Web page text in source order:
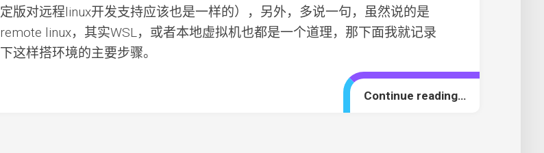
定版对远程linux开发支持应该也是一样的），另外，多说一句，虽然说的是
remote linux，其实WSL，或者本地虚拟机也都是一个道理，那下面我就记录
下这样搭环境的主要步骤。
Continue reading…